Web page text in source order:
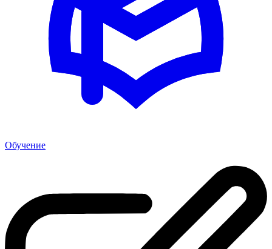
Обучение